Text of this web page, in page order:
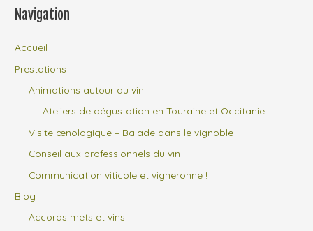
Navigation
Accueil
Prestations
Animations autour du vin
Ateliers de dégustation en Touraine et Occitanie
Visite œnologique – Balade dans le vignoble
Conseil aux professionnels du vin
Communication viticole et vigneronne !
Blog
Accords mets et vins